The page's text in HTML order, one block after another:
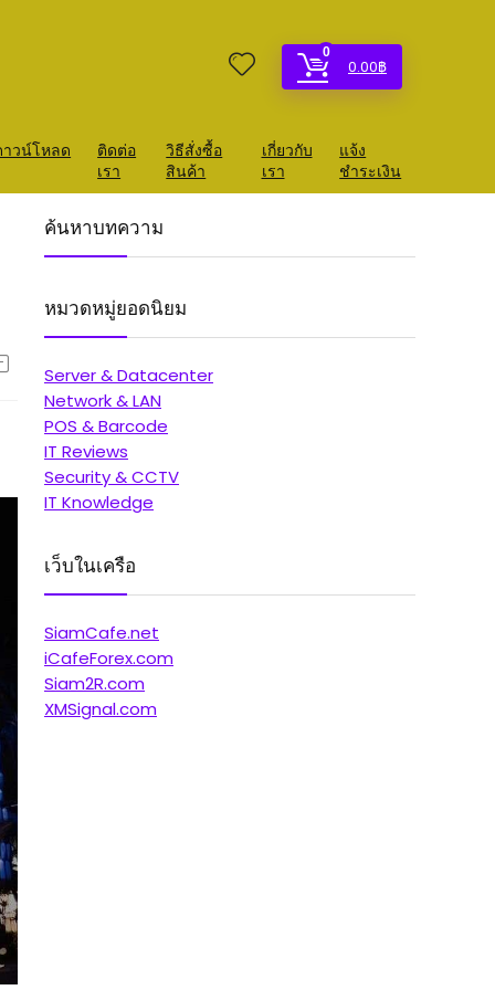
0
0.00฿
วน์โหลด
ติดต่อ
เรา
วิธีสั่งซื้อ
สินค้า
เกี่ยวกับ
เรา
แจ้ง
ชำระเงิน
ค้นหาบทความ
หมวดหมู่ยอดนิยม
Server & Datacenter
Network & LAN
POS & Barcode
IT Reviews
Security & CCTV
IT Knowledge
เว็บในเครือ
SiamCafe.net
iCafeForex.com
Siam2R.com
XMSignal.com